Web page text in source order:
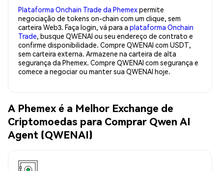
Plataforma Onchain Trade da Phemexpermite
negociação de tokens on-chain com um clique, sem
carteira Web3. Faça login, vá para a plataforma Onchain
Trade, busque QWENAI ou seu endereço de contrato e
confirme disponibilidade. Compre QWENAI com USDT,
sem carteira externa. Armazene na carteira de alta
segurança da Phemex. Compre QWENAI com segurança e
comece a negociar ou manter sua QWENAI hoje.
A Phemex é a Melhor Exchange de
Criptomoedas para Comprar Qwen AI
Agent (QWENAI)